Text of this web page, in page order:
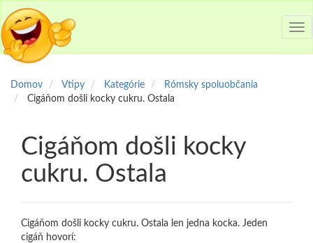
Domov Vtipy Kategórie
Rómsky spoluobčania
Cigáňom došli kocky cukru. Ostala
Cigáňom došli kocky
cukru. Ostala
Cigáňom došli kocky cukru. Ostala len jedna kocka. Jeden
cigáň hovorí: